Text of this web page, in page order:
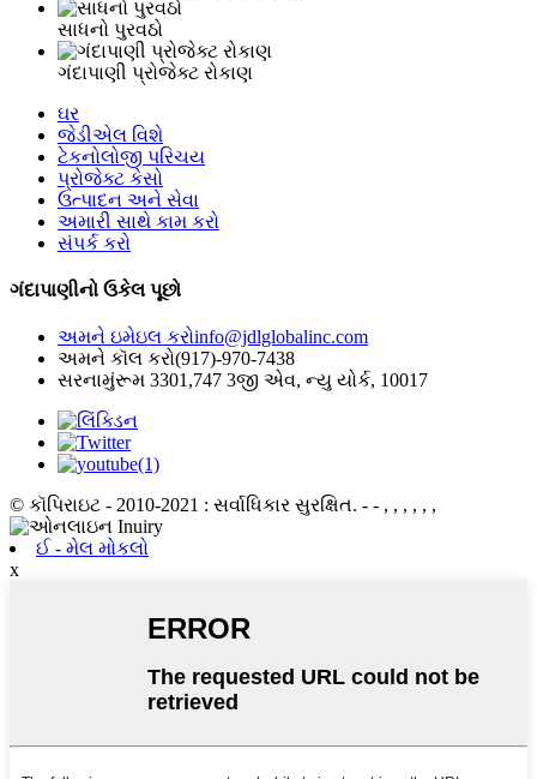
સાધનો પુરવઠો
ગંદાપાણી પ્રોજેક્ટ રોકાણ
ઘર
જેડીએલ વિશે
ટેકનોલોજી પરિચય
પ્રોજેક્ટ કેસો
ઉત્પાદન અને સેવા
અમારી સાથે કામ કરો
સંપર્ક કરો
ગંદાપાણીનો ઉકેલ પૂછો
અમને ઇમેઇલ કરોinfo@jdlglobalinc.com
અમને કૉલ કરો(917)-970-7438
સરનામુંરૂમ 3301,747 3જી એવ, ન્યુ યોર્ક, 10017
© કૉપિરાઇટ - 2010-2021 : સર્વાધિકાર સુરક્ષિત. - - , , , , , ,
ઈ - મેલ મોકલો
x